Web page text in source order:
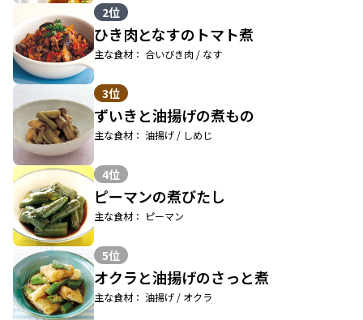
2位
ひき肉となすのトマト煮
主な食材： 合いびき肉 / なす
3位
ずいきと油揚げの煮もの
主な食材： 油揚げ / しめじ
4位
ピーマンの煮びたし
主な食材： ピーマン
5位
オクラと油揚げのさっと煮
主な食材： 油揚げ / オクラ